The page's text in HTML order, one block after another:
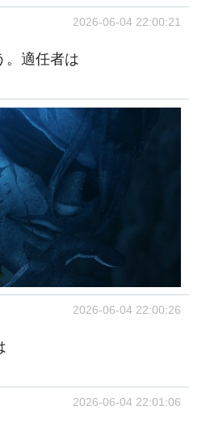
2026-06-04 22:00:21
。適任者は
2026-06-04 22:00:26
2026-06-04 22:01:06